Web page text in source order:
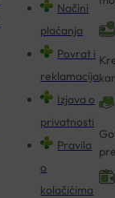
Načini
plaćanja
Povrat i
reklamacija
Izjava o
privatnosti
Pravila
o
kolačićima